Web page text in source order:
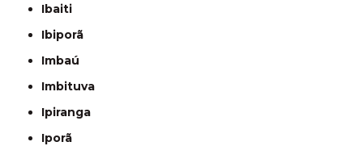
Ibaiti
Ibiporã
Imbaú
Imbituva
Ipiranga
Iporã